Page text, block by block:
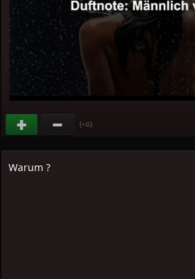
(+11)
Warum ?